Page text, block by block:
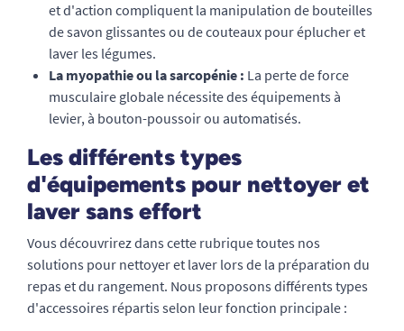
et d'action compliquent la manipulation de bouteilles
de savon glissantes ou de couteaux pour éplucher et
laver les légumes.
La myopathie ou la sarcopénie : La perte de force
musculaire globale nécessite des équipements à
levier, à bouton-poussoir ou automatisés.
Les différents types
d'équipements pour nettoyer et
laver sans effort
Vous découvrirez dans cette rubrique toutes nos
solutions pour nettoyer et laver lors de la préparation du
repas et du rangement. Nous proposons différents types
d'accessoires répartis selon leur fonction principale :